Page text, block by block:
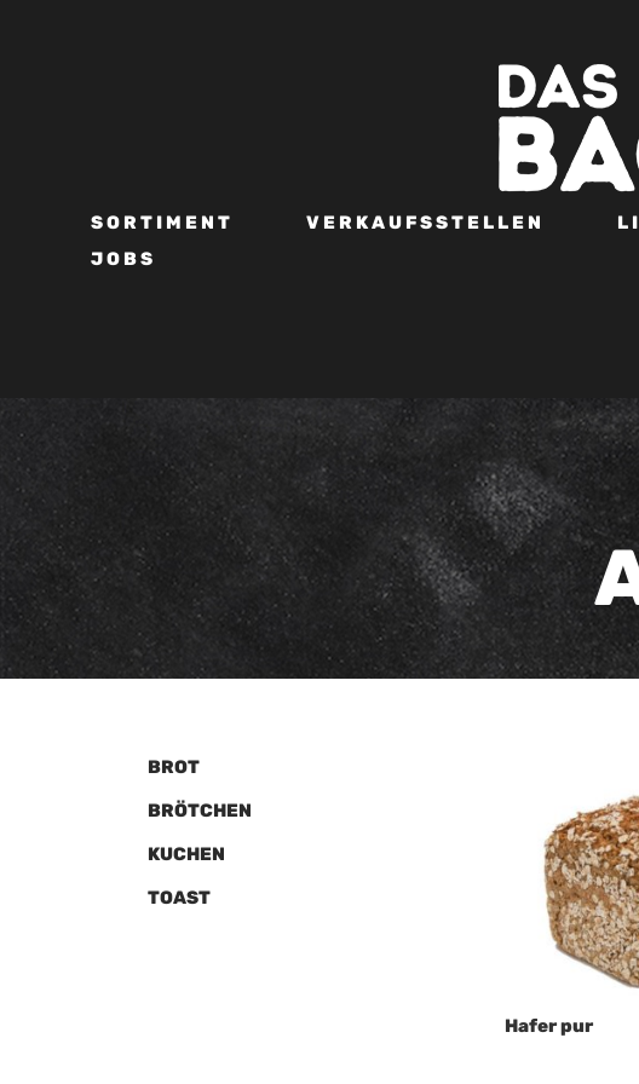
SORTIMENT VERKAUFSSTELLEN
JOBS
BROT
BRÖTCHEN
KUCHEN
TOAST
Hafer pur